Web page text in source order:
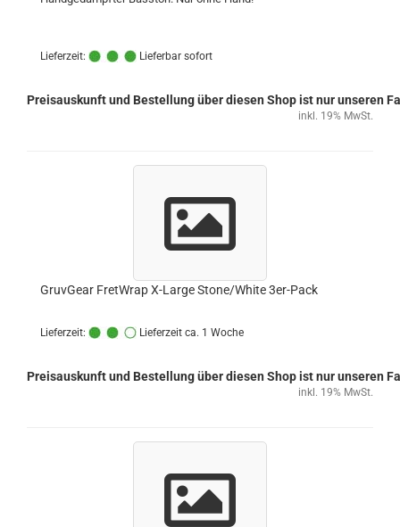
Lieferzeit: Lieferbar sofort
Preisauskunft und Bestellung über diesen Shop ist nur unseren
inkl. 19% MwSt.
GruvGear FretWrap X-Large Stone/White 3er-Pack
Lieferzeit: Lieferzeit ca. 1 Woche
Preisauskunft und Bestellung über diesen Shop ist nur unseren
inkl. 19% MwSt.